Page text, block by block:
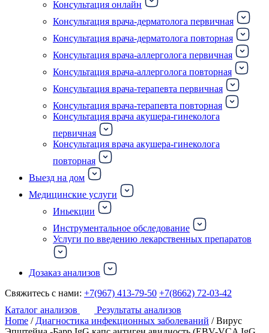
Консультация онлайн
Консультация врача-дерматолога первичная
Консультация врача-дерматолога повторная
Консультация врача-аллерголога первичная
Консультация врача-аллерголога повторная
Консультация врача-терапевта первичная
Консультация врача-терапевта повторная
Консультация врача акушера-гинеколога
первичная
Консультация врача акушера-гинеколога
повторная
Выезд на дом
Медицинские услуги
Иньекции
Инструментальное обследование
Услуги по введению лекарственных препаратов
Дозаказ анализов
Свяжитесь с нами: +7(967) 413-79-50 +7(8662) 72-03-42
Каталог анализов
Результаты анализов
Home / Диагностика инфекционных заболеваний / Вирус